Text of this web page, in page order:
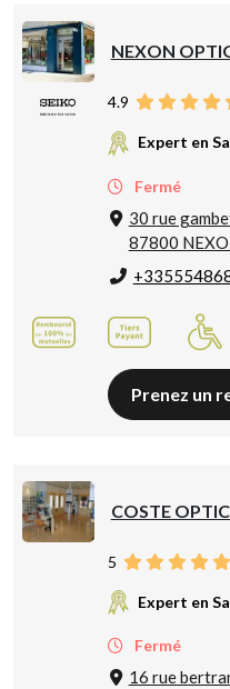
NEXON
4.9
Expert en
Fermé
30 rue
87800
Prenez un
COSTE
5
Expert en
Fermé
16 rue